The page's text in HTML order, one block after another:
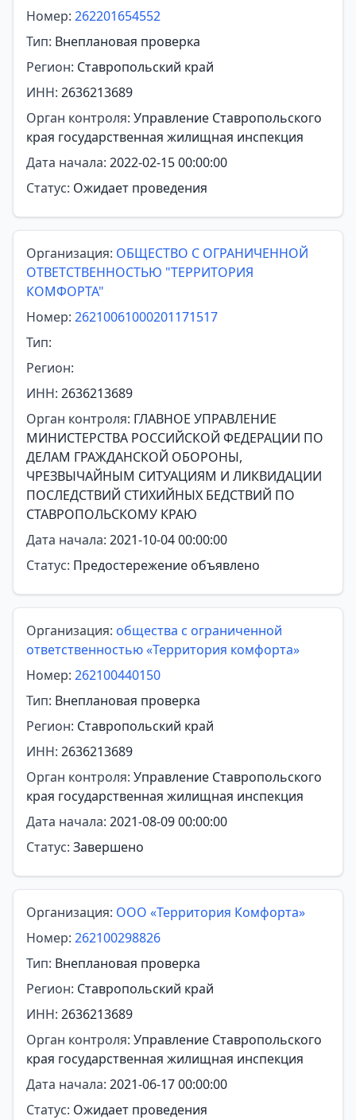
Номер: 262201654552
Тип: Внеплановая проверка
Регион: Ставропольский край
ИНН: 2636213689
Орган контроля: Управление Ставропольского
края государственная жилищная инспекция
Дата начала: 2022-02-15 00:00:00
Статус: Ожидает проведения
Организация: ОБЩЕСТВО С ОГРАНИЧЕННОЙ
ОТВЕТСТВЕННОСТЬЮ "ТЕРРИТОРИЯ
КОМФОРТА"
Номер: 26210061000201171517
Тип:
Регион:
ИНН: 2636213689
Орган контроля: ГЛАВНОЕ УПРАВЛЕНИЕ
МИНИСТЕРСТВА РОССИЙСКОЙ ФЕДЕРАЦИИ ПО
ДЕЛАМ ГРАЖДАНСКОЙ ОБОРОНЫ,
ЧРЕЗВЫЧАЙНЫМ СИТУАЦИЯМ И ЛИКВИДАЦИИ
ПОСЛЕДСТВИЙ СТИХИЙНЫХ БЕДСТВИЙ ПО
СТАВРОПОЛЬСКОМУ КРАЮ
Дата начала: 2021-10-04 00:00:00
Статус: Предостережение объявлено
Организация: общества с ограниченной
ответственностью «Территория комфорта»
Номер: 262100440150
Тип: Внеплановая проверка
Регион: Ставропольский край
ИНН: 2636213689
Орган контроля: Управление Ставропольского
края государственная жилищная инспекция
Дата начала: 2021-08-09 00:00:00
Статус: Завершено
Организация: ООО «Территория Комфорта»
Номер: 262100298826
Тип: Внеплановая проверка
Регион: Ставропольский край
ИНН: 2636213689
Орган контроля: Управление Ставропольского
края государственная жилищная инспекция
Дата начала: 2021-06-17 00:00:00
Статус: Ожидает проведения